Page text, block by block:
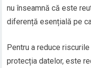
nu înseamnă că este
diferență esențială pe
Pentru a reduce
protecția datelor, este